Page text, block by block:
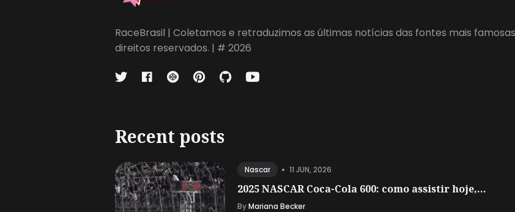
RaceBrasil | Coletamos e retraduzimos as últimas notícias das fontes mais
direitos reservados. | # 2026
Recent posts
Nascar • 11 JUN, 2026
2025 NASCAR Coca-Cola 600: como assistir hoje,...
ByMariana Becker